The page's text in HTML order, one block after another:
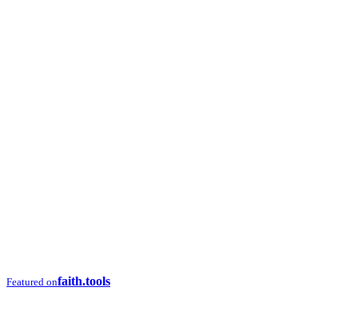
Featured onfaith.tools